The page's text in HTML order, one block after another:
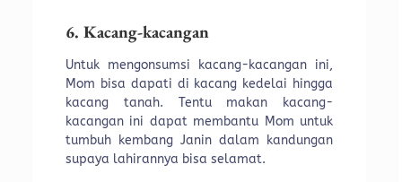
6. Kacang-kacangan
Untuk mengonsumsi kacang-kacangan ini,
Mom bisa dapati di kacang kedelai hingga
kacang tanah. Tentu makan kacang-
kacangan ini dapat membantu Mom untuk
tumbuh kembang Janin dalam kandungan
supaya lahirannya bisa selamat.